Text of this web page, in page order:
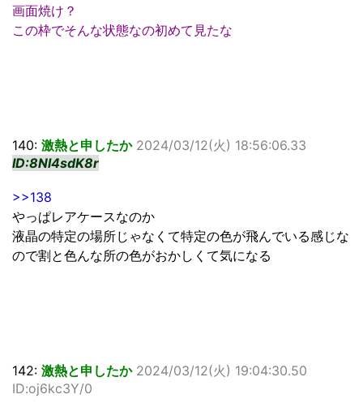
画面焼け？
この枠でそんな状態なの初めて見たな
140: 激熱と申したか 2024/03/12(火) 18:56:06.33
ID:8Nl4sdK8r
>>138
やっぱレアケースなのか
液晶の特定の場所じゃなくて特定の色が飛んでいる感じな
ので割と色んな所の色がおかしくて気になる
142: 激熱と申したか 2024/03/12(火) 19:04:30.50
ID:oj6kc3Y/0